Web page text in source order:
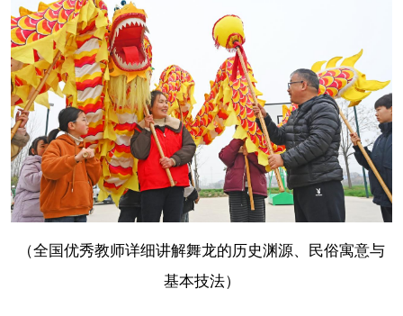
（全国优秀教师详细讲解舞龙的历史渊源、民俗寓意与
基本技法）